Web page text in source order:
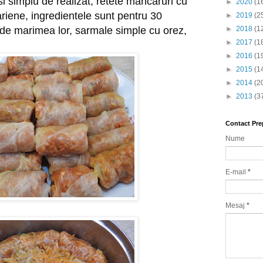
ingredientele sunt pentru 30
marimea lor, sarmale simple cu orez,
► 2020
► 2019
► 2018
► 2017
► 2016
► 2015
► 2014
► 2013
Contact
Nume
E-mail *
Mesaj *